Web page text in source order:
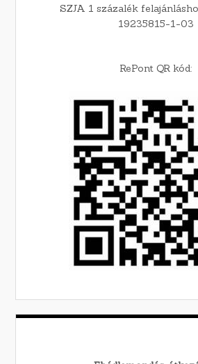
SZJA 1 százalék
19235815-1-03
RePont QR kód: